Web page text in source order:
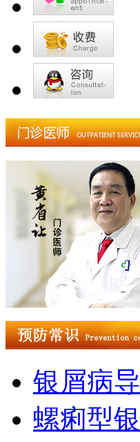
银屑病
螺痢型